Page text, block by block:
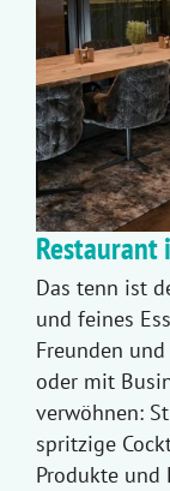
Das tenn ist
und feines
Freunden
oder mit
verwöhnen:
spritzige
Produkte und